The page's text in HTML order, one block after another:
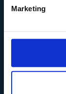
Marketing